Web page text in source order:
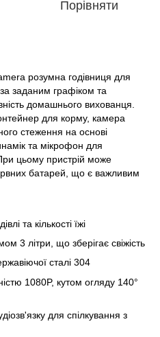
Порівняти
розумна годівниця для
заданим графіком та
домашнього вихованця.
для корму, камера
стеження на основі
та мікрофон для
цьому пристрій може
батарей, що є важливим
та кількості їжі
3 літри, що зберігає свіжість
сталі 304
1080P, кутом огляду 140°
для спілкування з